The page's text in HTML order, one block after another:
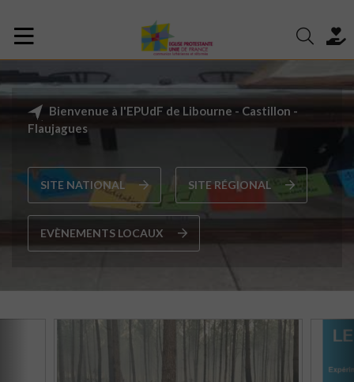
Bienvenue à l'EPUdF de Libourne - Castillon -
Flaujagues
SITE NATIONAL SITE RÉGIONAL
EVÈNEMENTS LOCAUX